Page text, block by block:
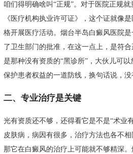
咱们得明确啥叫“正规”。对于医院正规
《医疗机构执业许可证》，这个证就像
格开展医疗活动。烟台半岛白癜风医院
了卫生部门的批准，在这一点上，是符
是那种没有资质的“黑诊所”，大伙儿可
保护患者权益的一道防线，换句话说，没
二、专业治疗是关键
光有资质还不够，还得看它是不是“术业
皮肤病，病因有很多，治疗方法也各不
那它在白癜风的治疗上可能就不够精深